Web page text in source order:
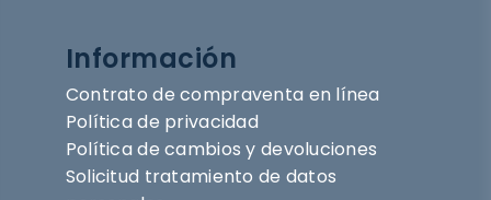
Información
Contrato de compraventa en línea
Política de privacidad
Política de cambios y devoluciones
Solicitud tratamiento de datos